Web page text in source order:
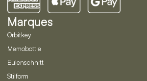
Marques
Orbitkey
Memobottle
Eulenschnitt
Stilform